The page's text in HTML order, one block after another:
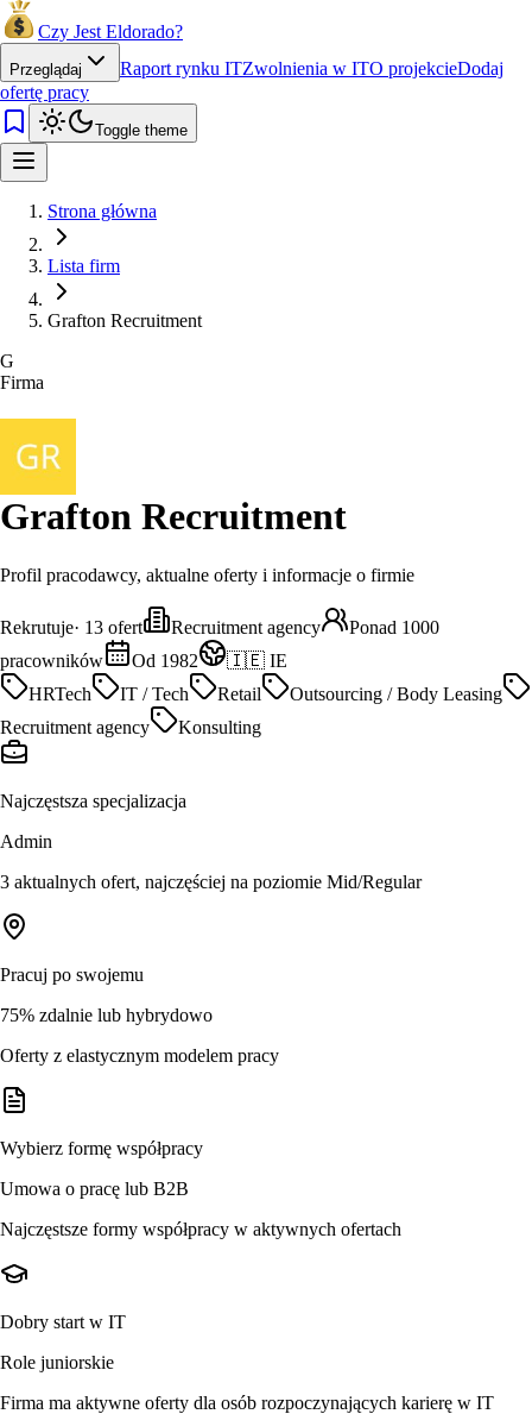
Czy Jest Eldorado?
Przeglądaj Raport rynku ITZwolnienia w ITO projekcieDodaj
ofertę pracy
Toggle theme
Strona główna
Lista firm
Grafton Recruitment
G
Firma
Grafton Recruitment
Profil pracodawcy, aktualne oferty i informacje o firmie
Rekrutuje· 13 ofert Recruitment agency
Ponad 1000
pracowników
Od 1982
🇮🇪 IE
HRTech
IT / Tech Retail
Outsourcing / Body Leasing
Recruitment agency
Konsulting
Najczęstsza specjalizacja
Admin
3 aktualnych ofert, najczęściej na poziomie Mid/Regular
Pracuj po swojemu
75% zdalnie lub hybrydowo
Oferty z elastycznym modelem pracy
Wybierz formę współpracy
Umowa o pracę lub B2B
Najczęstsze formy współpracy w aktywnych ofertach
Dobry start w IT
Role juniorskie
Firma ma aktywne oferty dla osób rozpoczynających karierę w IT